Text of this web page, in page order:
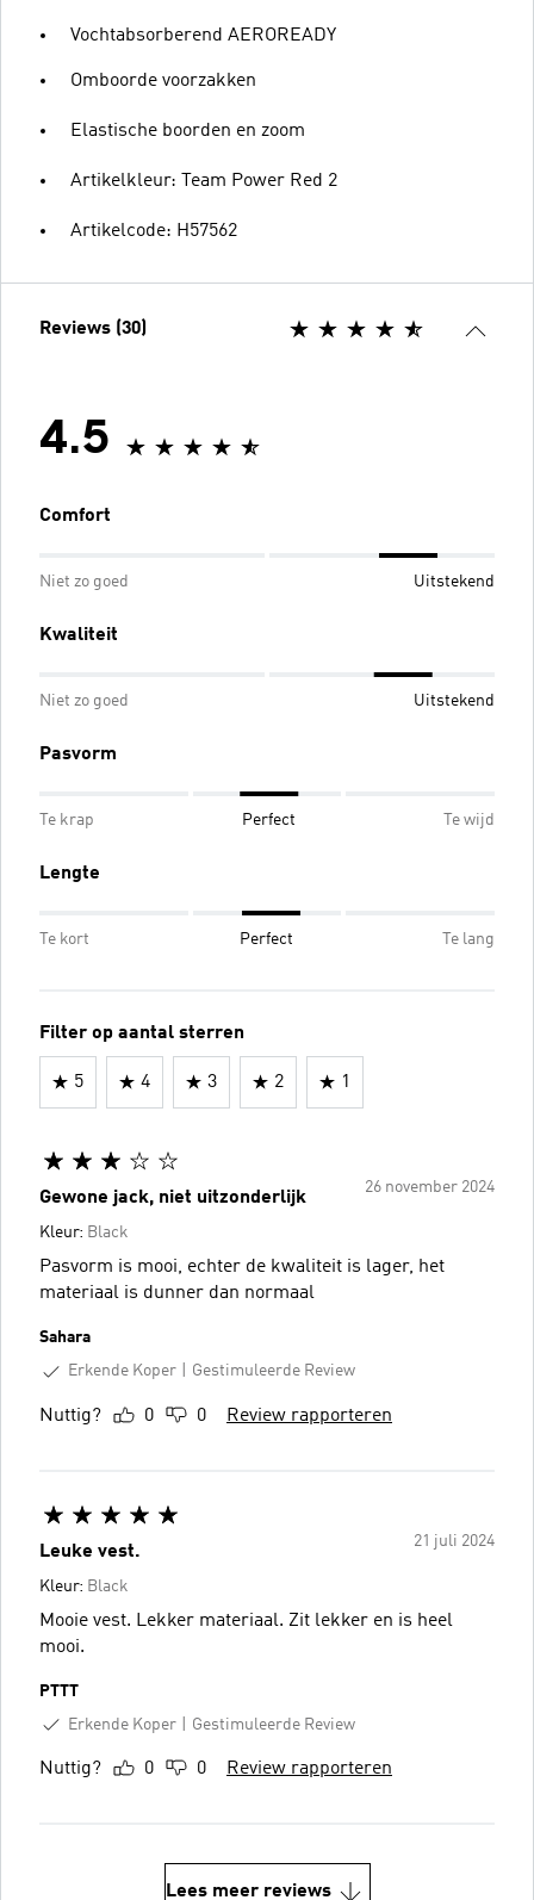
Vochtabsorberend AEROREADY
Omboorde voorzakken
Elastische boorden en zoom
Artikelkleur: Team Power Red 2
Artikelcode: H57562
Reviews (30)
4.5
Comfort
Niet zo goed Uitstekend
Kwaliteit
Niet zo goed Uitstekend
Pasvorm
Te krap Perfect Te wijd
Lengte
Te kort Perfect Te lang
Filter op aantal sterren
5 4 3 2 1
26 november 2024
Gewone jack, niet uitzonderlijk
Kleur: Black
Pasvorm is mooi, echter de kwaliteit is lager, het
materiaal is dunner dan normaal
Sahara
Erkende Koper
Gestimuleerde Review
Nuttig? 0 0 Review rapporteren
21 juli 2024
Leuke vest.
Kleur: Black
Mooie vest. Lekker materiaal. Zit lekker en is heel
mooi.
PTTT
Erkende Koper
Gestimuleerde Review
Nuttig? 0 0 Review rapporteren
Lees meer reviews